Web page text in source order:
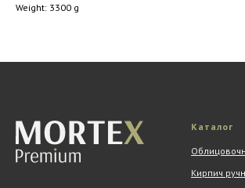
Weight: 3300 g
Каталог
Кирпич